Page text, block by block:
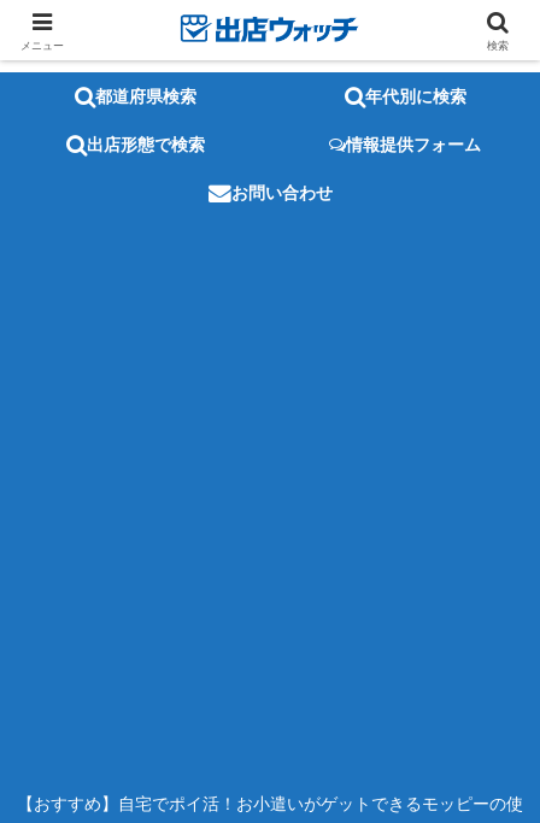
都道府県検索 年代別に検索
出店形態で検索 情報提供フォーム
お問い合わせ
【おすすめ】自宅でポイ活！お小遣いがゲットできるモッピーの使
メニュー 検索